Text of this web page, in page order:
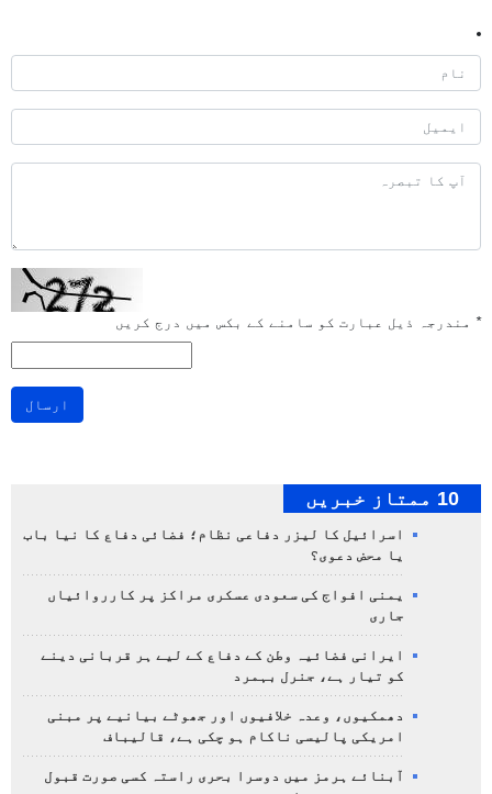
* مندرجہ ذیل عبارت کو سامنے کے بکس میں درج کریں
ارسال
10 ممتاز خبریں
اسرائیل کا لیزر دفاعی نظام؛ فضائی دفاع کا نیا باب
یا محض دعوی؟
یمنی افواج کی سعودی عسکری مراکز پر کارروائیاں
جاری
ایرانی فضائیہ وطن کے دفاع کے لیے ہر قربانی دینے
کو تیار ہے، جنرل بہمرد
دھمکیوں، وعدہ خلافیوں اور جھوٹے بیانیے پر مبنی
امریکی پالیسی ناکام ہو چکی ہے، قالیباف
آبنائے ہرمز میں دوسرا بحری راستہ کسی صورت قبول